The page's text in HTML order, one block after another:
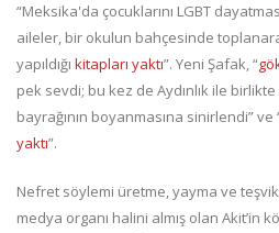
“Meksika'da çocuklarını LGBT
aileler, bir okulun bahçesinde
yapıldığı kitapları yaktı”. Yeni Şafak, “
pek sevdi; bu kez de Aydınlık ile
bayrağının boyanmasına sinirlendi” ve
yaktı”.
Nefret söylemi üretme, yayma ve
medya organı halini almış olan Akit’in